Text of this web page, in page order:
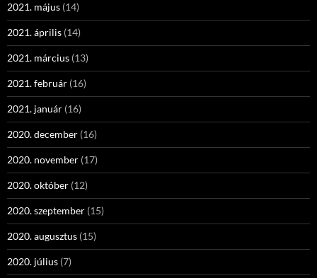
2021. május (14)
2021. április (14)
2021. március (13)
2021. február (16)
2021. január (16)
2020. december (16)
2020. november (17)
2020. október (12)
2020. szeptember (15)
2020. augusztus (15)
2020. július (7)